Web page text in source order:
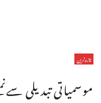
تازہ ترین
موسمیاتی تبدیلی